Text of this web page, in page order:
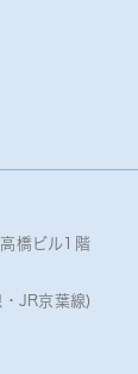
橋ビル1階
JR京葉線)